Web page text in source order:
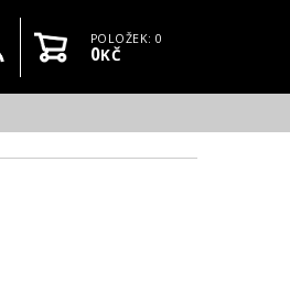
Uživatelský účet
KošíkPOLOŽEK: 0
0KČ